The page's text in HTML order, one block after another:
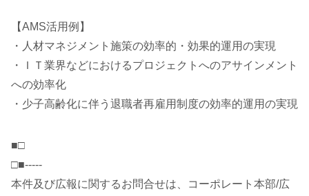
【AMS活用例】
・人材マネジメント施策の効率的・効果的運用の実現
・ＩＴ業界などにおけるプロジェクトへのアサインメント
への効率化
・少子高齢化に伴う退職者再雇用制度の効率的運用の実現
■□
□■-----
本件及び広報に関するお問合せは、コーポレート本部/広